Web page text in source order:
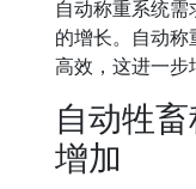
自动称重系统
的增长。自动
高效，这进一步
自动牲
增加